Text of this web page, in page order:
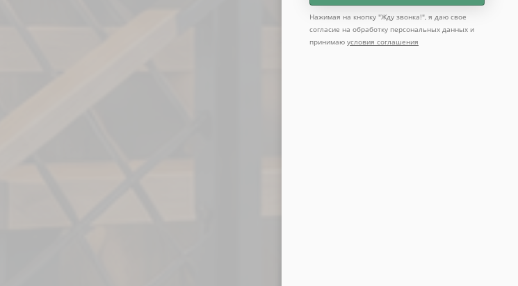
Нажимая на кнопку "Жду звонка!", я даю свое
согласие на обработку персональных данных и
принимаю условия соглашения